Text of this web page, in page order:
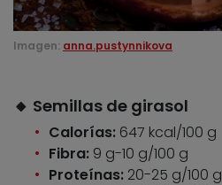
Imagen: anna.pustynnikova
🔸 Semillas de girasol
Calorías: 647 kcal/100 g
Fibra: 9 g-10 g/100 g
Proteínas: 20-25 g/100 g